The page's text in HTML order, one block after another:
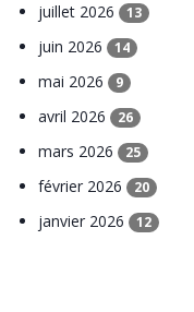
juillet 2026 13
juin 2026 14
mai 2026 9
avril 2026 26
mars 2026 25
février 2026 20
janvier 2026 12